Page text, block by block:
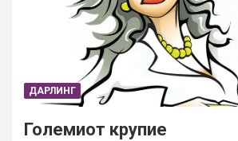
ДАРЛИНГ
Големиот крупие